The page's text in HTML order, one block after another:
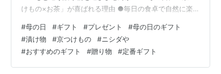
けもの×お茶」が喜ばれる理由 ●毎日の食卓で自然に楽
の味 2. ニシダやってどんなお店？ ●京都・伏見にある老
舗漬物店 ●合成保存料・合成着色料は不使用 ●地元でも
愛され続けてる 3. 母の日限定ギフトセットの中身 ●かお
る（3,834円税込） ●かえで（5,992円税込） ●さつき
#母の日 #ギフト #プレゼント #母の日のギフト
#漬け物 #京つけもの #ニシダや
#おすすめのギフト #贈り物 #定番ギフト